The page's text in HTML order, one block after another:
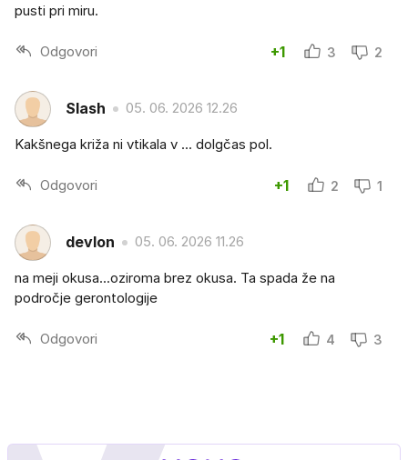
pusti pri miru.
Odgovori +1 3 2
Slash 05. 06. 2026 12.26
Kakšnega križa ni vtikala v ... dolgčas pol.
Odgovori +1 2 1
devlon 05. 06. 2026 11.26
na meji okusa...oziroma brez okusa. Ta spada že na
področje gerontologije
Odgovori +1 4 3